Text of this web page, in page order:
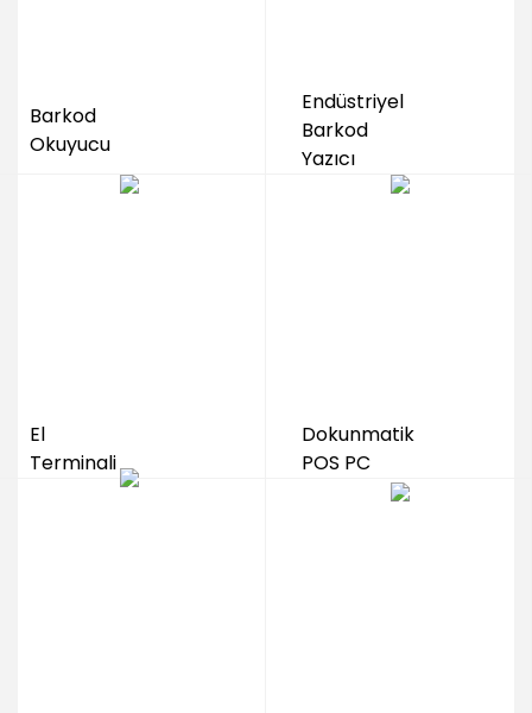
5.152,87 TL
Cepsiz Kargo Poşeti
900,00 TL
Barkod
Okuyucu
Endüstriyel
Barkod
Yazıcı
El
Terminali
Dokunmatik
POS PC